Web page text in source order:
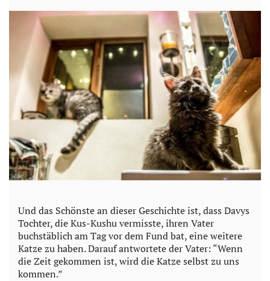
Und das Schönste an dieser Geschichte ist, dass Davys
Tochter, die Kus-Kushu vermisste, ihren Vater
buchstäblich am Tag vor dem Fund bat, eine weitere
Katze zu haben. Darauf antwortete der Vater: “Wenn
die Zeit gekommen ist, wird die Katze selbst zu uns
kommen.”